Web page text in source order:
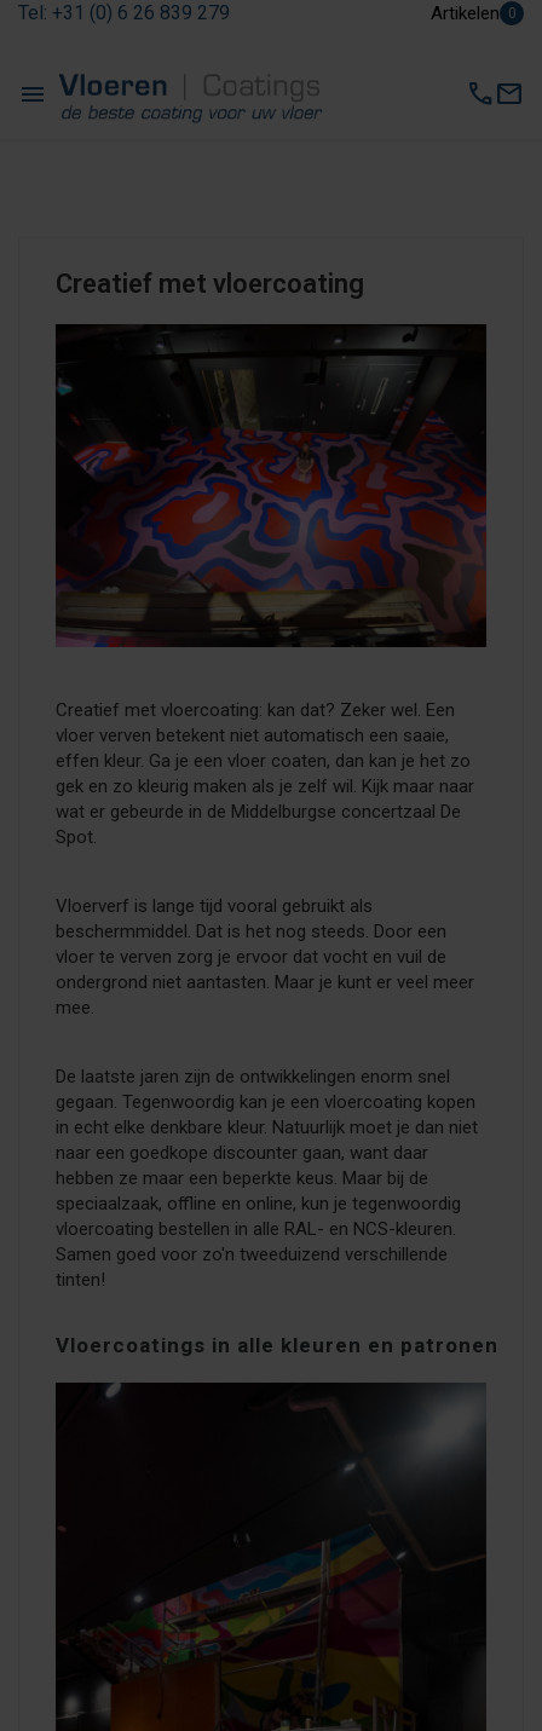
Tel: +31 (0) 6 26 839 279 Artikelen 0
menu callmail
Creatief met vloercoating
Creatief met vloercoating: kan dat? Zeker wel. Een
vloer verven betekent niet automatisch een saaie,
effen kleur. Ga je een vloer coaten, dan kan je het zo
gek en zo kleurig maken als je zelf wil. Kijk maar naar
wat er gebeurde in de Middelburgse concertzaal De
Spot.
Vloerverf is lange tijd vooral gebruikt als
beschermmiddel. Dat is het nog steeds. Door een
vloer te verven zorg je ervoor dat vocht en vuil de
ondergrond niet aantasten. Maar je kunt er veel meer
mee.
De laatste jaren zijn de ontwikkelingen enorm snel
gegaan. Tegenwoordig kan je een vloercoating kopen
in echt elke denkbare kleur. Natuurlijk moet je dan niet
naar een goedkope discounter gaan, want daar
hebben ze maar een beperkte keus. Maar bij de
speciaalzaak, offline en online, kun je tegenwoordig
vloercoating bestellen in alle RAL- en NCS-kleuren.
Samen goed voor zo'n tweeduizend verschillende
tinten!
Vloercoatings in alle kleuren en patronen